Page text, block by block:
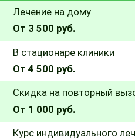
Лечение на дому
От 3 500 руб.
В стационаре клиники
От 4 500 руб.
Скидка на повторный
От 1 000 руб.
Курс индивидуального